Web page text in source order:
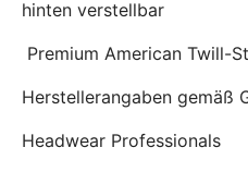
hinten verstellbar
Premium American Twill-
Herstellerangaben gemäß
Headwear Professionals